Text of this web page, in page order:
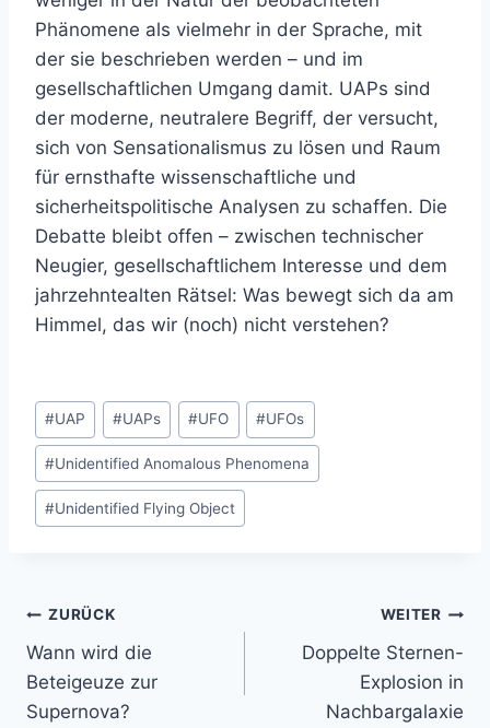
Phänomene als vielmehr in der Sprache, mit
der sie beschrieben werden – und im
gesellschaftlichen Umgang damit. UAPs sind
der moderne, neutralere Begriff, der versucht,
sich von Sensationalismus zu lösen und Raum
für ernsthafte wissenschaftliche und
sicherheitspolitische Analysen zu schaffen. Die
Debatte bleibt offen – zwischen technischer
Neugier, gesellschaftlichem Interesse und dem
jahrzehntealten Rätsel: Was bewegt sich da am
Himmel, das wir (noch) nicht verstehen?
Schlagworte:
#UAP #UAPs #UFO #UFOs
#Unidentified Anomalous Phenomena
#Unidentified Flying Object
Beitragsnavigation
ZURÜCK
Wann wird die
Beteigeuze zur
Supernova?
WEITER
Doppelte Sternen-
Explosion in
Nachbargalaxie